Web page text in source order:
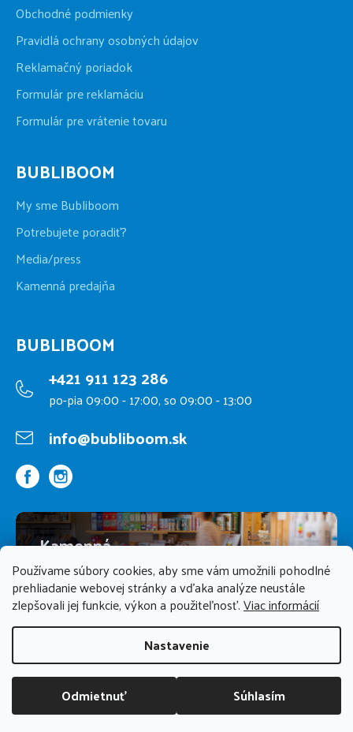
Používame súbory cookies, aby sme vám umožnili pohodlné
prehliadanie webovej stránky a vďaka analýze neustále
zlepšovali jej funkcie, výkon a použiteľnosť.Viac informácií
Nastavenie
Odmietnuť Súhlasím
DOPRAVA ZADARMO NAD 70 EUR
Obchodné podmienky
Pravidlá ochrany osobných údajov
Reklamačný poriadok
Formulár pre reklamáciu
Formulár pre vrátenie tovaru
BUBLIBOOM
My sme Bubliboom
Potrebujete poradiť?
Media/press
Kamenná predajňa
BUBLIBOOM
+421 911 123 286
po-pia 09:00 - 17:00, so 09:00 - 13:00
info@bubliboom.sk
Kamenná
predajňa
PREDAJŇA ZATVORENÁ